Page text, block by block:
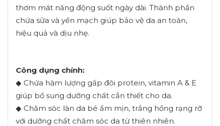
thơm mát năng động suốt ngày dài. Thành phần
chứa sữa và yến mạch giúp bảo vệ da an toàn,
hiệu quả và dịu nhẹ.
Công dụng chính:
◆ Chứa hàm lượng gấp đôi protein, vitamin A & E
giúp bổ sung dưỡng chất cần thiết cho da.
◆ Chăm sóc làn da bé ẩm mịn, trắng hồng rạng rỡ
với dưỡng chất chăm sóc da từ thiên nhiên.